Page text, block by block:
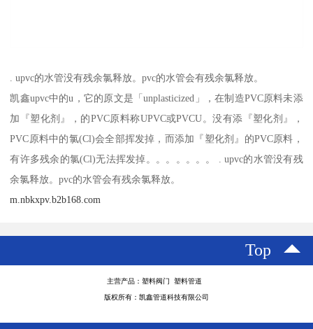
. upvc的水管没有残余氯释放。pvc的水管会有残余氯释放。
凯鑫upvc中的u，它的原文是「unplasticized」，在制造PVC原料未添
加『塑化剂』，的PVC原料称UPVC或PVCU。没有添『塑化剂』，
PVC原料中的氯(Cl)会全部挥发掉，而添加『塑化剂』的PVC原料，
有许多残余的氯(Cl)无法挥发掉。。。。。。。 . upvc的水管没有残
余氯释放。pvc的水管会有残余氯释放。
m.nbkxpv.b2b168.com
Top
主营产品：塑料阀门 塑料管道
版权所有：凯鑫管道科技有限公司